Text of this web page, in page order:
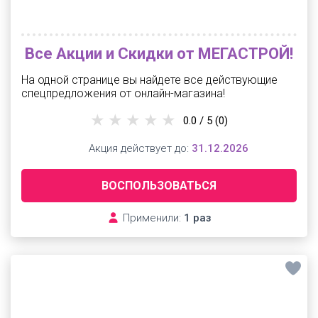
Все Акции и Скидки от МЕГАСТРОЙ!
На одной странице вы найдете все действующие
спецпредложения от онлайн-магазина!
ВОСПОЛЬЗОВАТЬСЯ
Применили: 1 раз
0.0 / 5 (0)
Акция действует до: 31.12.2026